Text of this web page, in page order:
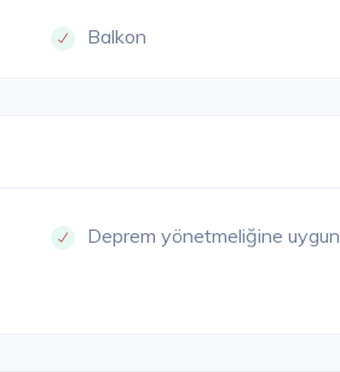
Balkon
Deprem yönetmeliğine uygun